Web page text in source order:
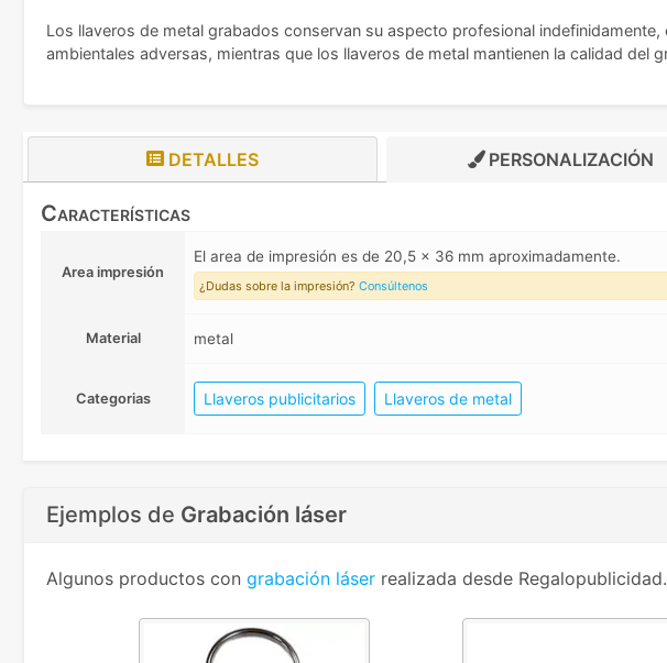
Los llaveros de metal grabados conservan su aspecto profesional
ambientales adversas, mientras que los llaveros de metal mantienen la calidad del
DETALLES PERSONALIZACIÓN
Características
Area impresión
El area de impresión es de 20,5 x 36 mm aproximadamente.
¿Dudas sobre la impresión? Consúltenos
Material metal
Categorias Llaveros publicitarios Llaveros de metal
Ejemplos de Grabación láser
Algunos productos con grabación láser realizada desde Regalopublicidad.